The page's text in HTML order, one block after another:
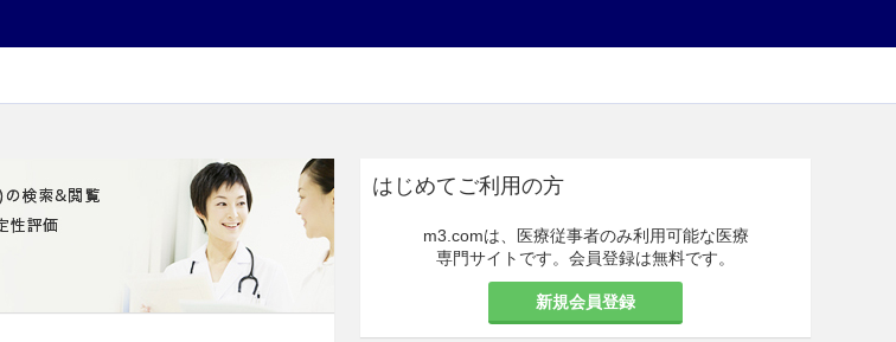
はじめてご利用の方
m3.comは、医療従事者のみ利用可能な医療
専門サイトです。会員登録は無料です。
新規会員登録